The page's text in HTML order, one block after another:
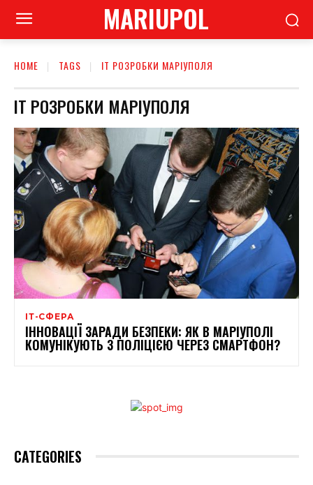
MARIUPOL
HOME TAGS ІТ РОЗРОБКИ МАРІУПОЛЯ
ІТ РОЗРОБКИ МАРІУПОЛЯ
ІТ-СФЕРА
ІННОВАЦІЇ ЗАРАДИ БЕЗПЕКИ: ЯК В МАРІУПОЛІ
КОМУНІКУЮТЬ З ПОЛІЦІЄЮ ЧЕРЕЗ СМАРТФОН?
CATEGORIES